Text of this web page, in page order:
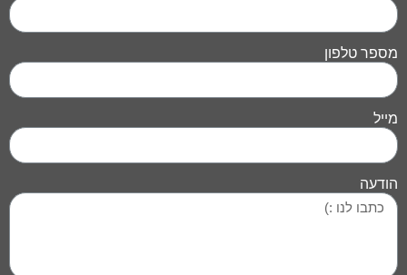
מספר טלפון
מייל
הודעה